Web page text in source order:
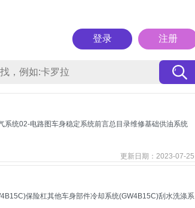
登录 注册
统02-电路图车身稳定系统前言总目录维修基础供油系统
更新日期：2023-07-25
保险杠其他车身部件冷却系统(GW4B15C)刮水洗涤系